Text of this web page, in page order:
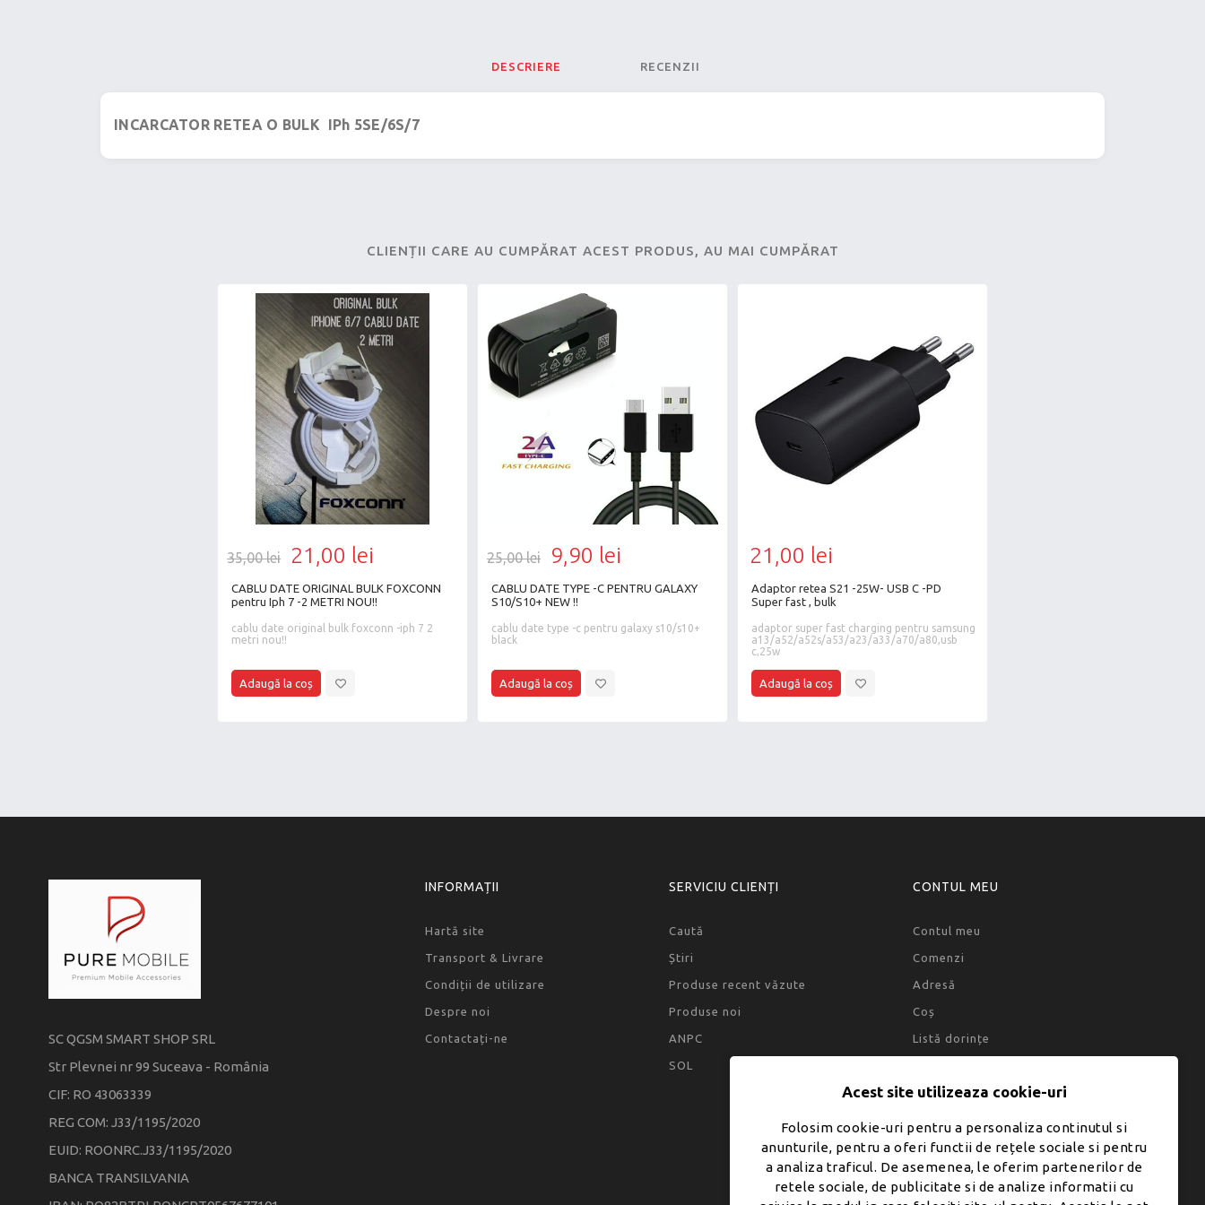
DESCRIERE RECENZII
INCARCATOR RETEA O BULK IPh 5SE/6S/7
CLIENȚII CARE AU CUMPĂRAT ACEST PRODUS, AU MAI CUMPĂRAT
35,00 lei 21,00 lei
CABLU DATE ORIGINAL BULK FOXCONN
pentru Iph 7 -2 METRI NOU!!
cablu date original bulk foxconn -iph 7 2
metri nou!!
25,00 lei 9,90 lei
CABLU DATE TYPE -C PENTRU GALAXY
S10/S10+ NEW !!
cablu date type -c pentru galaxy s10/s10+
black
21,00 lei
Adaptor retea S21 -25W- USB C -PD
Super fast , bulk
adaptor super fast charging pentru samsung
a13/a52/a52s/a53/a23/a33/a70/a80,usb
c,25w
SC QGSM SMART SHOP SRL
Str Plevnei nr 99 Suceava - România
CIF: RO 43063339
REG COM: J33/1195/2020
EUID: ROONRC.J33/1195/2020
BANCA TRANSILVANIA
INFORMAȚII
Hartă site
Transport & Livrare
Condiții de utilizare
Despre noi
Contactați-ne
SERVICIU CLIENȚI
Caută
Știri
Produse recent văzute
Produse noi
ANPC
SOL
CONTUL MEU
Contul meu
Comenzi
Adresă
Coș
Listă dorințe
Acest site utilizeaza cookie-uri
Folosim cookie-uri pentru a personaliza continutul si
anunturile, pentru a oferi functii de rețele sociale si pentru
a analiza traficul. De asemenea, le oferim partenerilor de
retele sociale, de publicitate si de analize informatii cu